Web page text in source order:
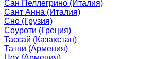
Сан Пеллегрино (Италия)
Сант Анна (Италия)
Сно (Грузия)
Соуроти (Греция)
Тассай (Казахстан)
Татни (Армения)